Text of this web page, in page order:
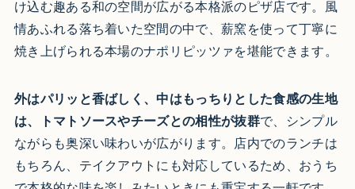
け込む趣ある和の空間が広がる本格派のピザ店です。風
情あふれる落ち着いた空間の中で、薪窯を使って丁寧に
焼き上げられる本場のナポリピッツァを堪能できます。
外はパリッと香ばしく、中はもっちりとした食感の生地
は、トマトソースやチーズとの相性が抜群で、シンプル
ながらも奥深い味わいが広がります。店内でのランチは
もちろん、テイクアウトにも対応しているため、おうち